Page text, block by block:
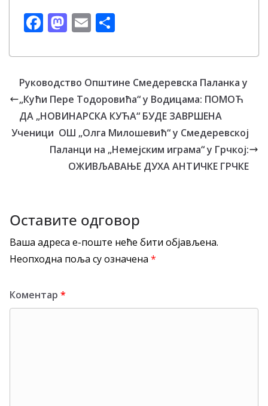
F
e
b
o
o
k
M
to
d
o
n
E
ai
l
ar
e
Руководство Општине Смедеревска Паланка у
„Кући Пере Тодоровића“ у Водицама: ПОМОЋ
ДА „НОВИНАРСКА КУЋА“ БУДЕ ЗАВРШЕНА
Ученици ОШ „Олга Милошевић“ у Смедеревској
Паланци на „Немејским играма“ у Грчкој:
ОЖИВЉАВАЊЕ ДУХА АНТИЧКЕ ГРЧКЕ
Оставите одговор
Ваша адреса е-поште неће бити објављена.
Неопходна поља су означена *
Коментар *